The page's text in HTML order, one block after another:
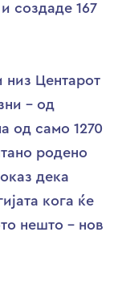
создаде 167
низ Центарот
– од
од само 1270
родено
дека
кога ќе
нешто – нов